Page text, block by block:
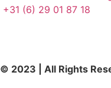
+31 (6) 29 01 87 18
© 2023 | All Rights